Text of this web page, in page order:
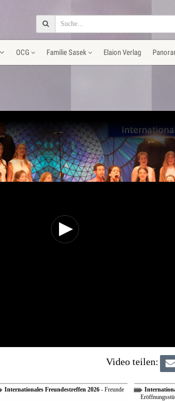
OCG Familie Sasek Elaion Verlag
Video teilen:
Internationales Freundestreffen 2026- Freunde